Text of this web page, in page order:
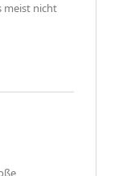
meist nicht